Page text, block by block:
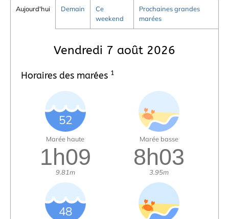
Aujourd'hui Demain
Ce
weekend
Prochaines grandes
marées
Vendredi 7 août 2026
Horaires des marées 1
52
Marée haute
1h09
9.81m
Marée basse
8h03
3.95m
48